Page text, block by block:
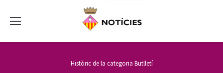
Històric de la categoria Butlletí